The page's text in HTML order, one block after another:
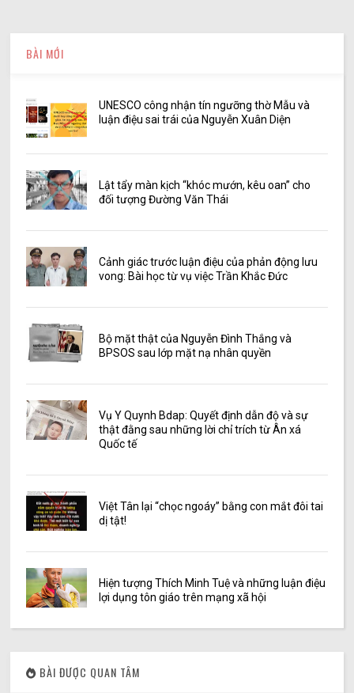
BÀI MỚI
UNESCO công nhận tín ngưỡng thờ Mẫu và
luận điệu sai trái của Nguyễn Xuân Diện
Lật tẩy màn kịch “khóc mướn, kêu oan” cho
đối tượng Đường Văn Thái
Cảnh giác trước luận điệu của phản động lưu
vong: Bài học từ vụ việc Trần Khắc Đức
Bộ mặt thật của Nguyễn Đình Thắng và
BPSOS sau lớp mặt nạ nhân quyền
Vụ Y Quynh Bdap: Quyết định dẫn độ và sự
thật đằng sau những lời chỉ trích từ Ân xá
Quốc tế
Việt Tân lại “chọc ngoáy” bằng con mắt đôi tai
dị tật!
Hiện tượng Thích Minh Tuệ và những luận điệu
lợi dụng tôn giáo trên mạng xã hội
BÀI ĐƯỢC QUAN TÂM